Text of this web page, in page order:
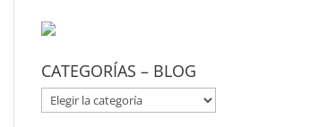
CATEGORÍAS – BLOG
CATEGORÍAS
–